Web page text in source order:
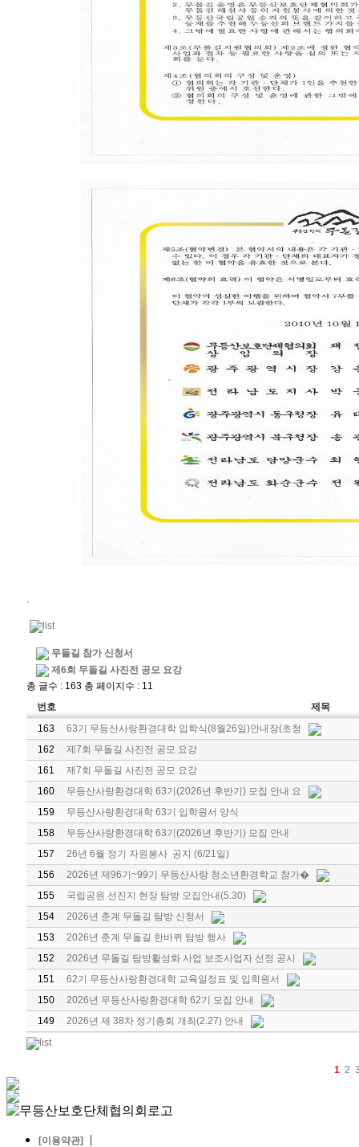
.
무돌길 참가 신청서
제6회 무돌길 사진전 공모 요강
총 글수 : 163 총 페이지수 : 11
번호
제목
163
63기 무등산사랑환경대학 입학식(8월26일)안내장(초청
162
제7회 무돌길 사진전 공모 요강
161
제7회 무돌길 사진전 공모 요강
160
무등산사랑환경대학 63기(2026년 후반기) 모집 안내 요
159
무등산사랑환경대학 63기 입학원서 양식
158
무등산사랑환경대학 63기(2026년 후반기) 모집 안내
157
26년 6월 정기 자원봉사 공지 (6/21일)
156
2026년 제96기~99기 무등산사랑 청소년환경학교 참가�
155
국립공원 선진지 현장 탐방 모집안내(5.30)
154
2026년 춘계 무돌길 탐방 신청서
153
2026년 춘계 무돌길 한바퀴 탐방 행사
152
2026년 무돌길 탐방활성화 사업 보조사업자 선정 공시
151
62기 무등산사랑환경대학 교육일정표 및 입학원서
150
2026년 무등산사랑환경대학 62기 모집 안내
149
2026년 제 38차 정기총회 개최(2.27) 안내
1 2
[이용약관] |